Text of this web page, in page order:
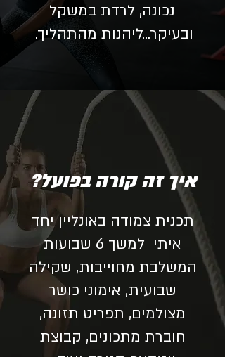
נכונה, לרדת במשקל
ובעיקר...ליהנות מהתהליך.
איך זה קורה בפועל?
תכנית צמודה באונליין יחד
איתי למשך 6 שבועות
המשלבת מחוייבות, שקילה
שבועית, אימוני כושר
מצולמים, תפריט תזונה,
חוברת מתכונים, קבוצת